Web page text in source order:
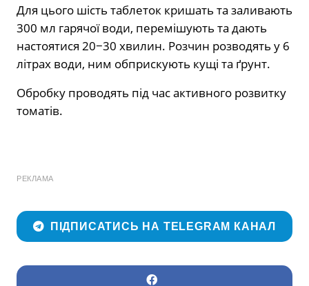
Для цього шість таблеток кришать та заливають
300 мл гарячої води, перемішують та дають
настоятися 20−30 хвилин. Розчин розводять у 6
літрах води, ним обприскують кущі та ґрунт.
Обробку проводять під час активного розвитку
томатів.
РЕКЛАМА
ПІДПИСАТИСЬ НА TELEGRAM КАНАЛ